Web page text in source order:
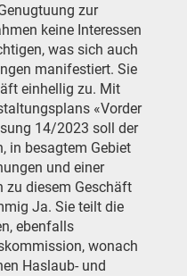
zur
keine Interessen
was sich auch
manifestiert. Sie
einhellig zu. Mit
«Vorder
14/2023 soll der
in besagtem Gebiet
und einer
zu diesem Geschäft
Ja. Sie teilt die
ebenfalls
wonach
Haslaub- und